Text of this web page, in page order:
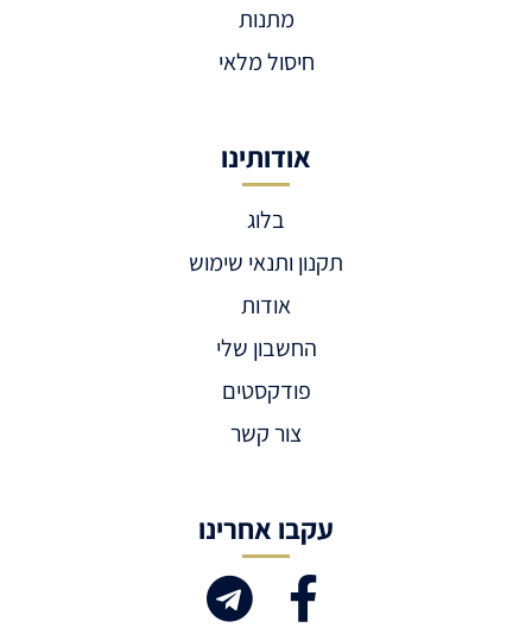
מתנות
חיסול מלאי
אודותינו
בלוג
תקנון ותנאי שימוש
אודות
החשבון שלי
פודקסטים
צור קשר
עקבו אחרינו